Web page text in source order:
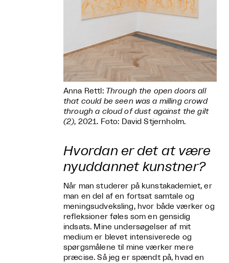
Anna Rettl: Through the open doors all
that could be seen was a milling crowd
through a cloud of dust against the gilt
(2), 2021. Foto: David Stjernholm.
Hvordan er det at være
nyuddannet kunstner?
Når man studerer på kunstakademiet, er
man en del af en fortsat samtale og
meningsudveksling, hvor både værker og
refleksioner føles som en gensidig
indsats. Mine undersøgelser af mit
medium er blevet intensiverede og
spørgsmålene til mine værker mere
præcise. Så jeg er spændt på, hvad en